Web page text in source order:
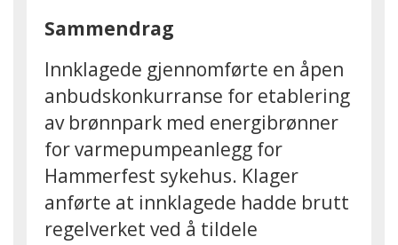
Sammendrag
Innklagede gjennomførte en åpen
anbudskonkurranse for etablering
av brønnpark med energibrønner
for varmepumpeanlegg for
Hammerfest sykehus. Klager
anførte at innklagede hadde brutt
regelverket ved å tildele